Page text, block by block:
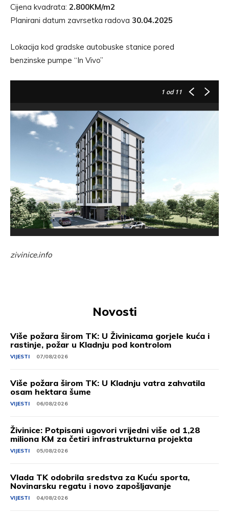
Cijena kvadrata: 2.800KM/m2
Planirani datum zavrsetka radova 30.04.2025
Lokacija kod gradske autobuske stanice pored
benzinske pumpe “In Vivo”
1 od 11
zivinice.info
Novosti
Više požara širom TK: U Živinicama gorjele kuća i
rastinje, požar u Kladnju pod kontrolom
VIJESTI 07/08/2026
Više požara širom TK: U Kladnju vatra zahvatila
osam hektara šume
VIJESTI 06/08/2026
Živinice: Potpisani ugovori vrijedni više od 1,28
miliona KM za četiri infrastrukturna projekta
VIJESTI 05/08/2026
Vlada TK odobrila sredstva za Kuću sporta,
Novinarsku regatu i novo zapošljavanje
VIJESTI 04/08/2026